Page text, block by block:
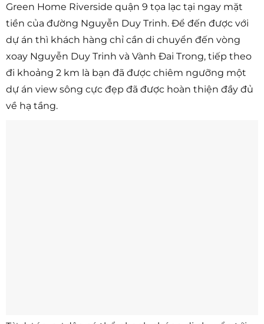
Green Home Riverside quận 9 tọa lạc tại ngay mặt
tiền của đường Nguyễn Duy Trinh. Để đến được với
dự án thì khách hàng chỉ cần di chuyển đến vòng
xoay Nguyễn Duy Trinh và Vành Đai Trong, tiếp theo
đi khoảng 2 km là bạn đã được chiêm ngưỡng một
dự án view sông cực đẹp đã được hoàn thiện đầy đủ
về hạ tầng.